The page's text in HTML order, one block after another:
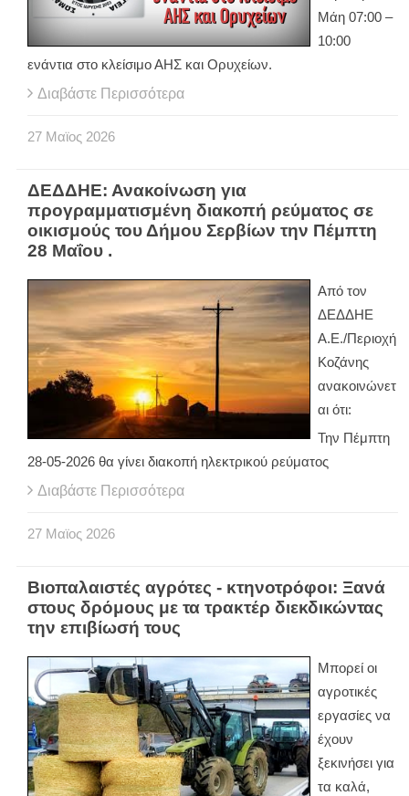
Μάη 07:00 –
10:00
ενάντια στο κλείσιμο ΑΗΣ και Ορυχείων.
Διαβάστε Περισσότερα
27 Μαϊος 2026
ΔΕΔΔΗΕ: Ανακοίνωση για
προγραμματισμένη διακοπή ρεύματος σε
οικισμούς του Δήμου Σερβίων την Πέμπτη
28 Μαΐου .
Από τον
ΔΕΔΔΗΕ
Α.Ε./Περιοχή
Κοζάνης
ανακοινώνετ
αι ότι:
Την Πέμπτη
28-05-2026 θα γίνει διακοπή ηλεκτρικού ρεύματος
Διαβάστε Περισσότερα
27 Μαϊος 2026
Βιοπαλαιστές αγρότες - κτηνοτρόφοι: Ξανά
στους δρόμους με τα τρακτέρ διεκδικώντας
την επιβίωσή τους
Μπορεί οι
αγροτικές
εργασίες να
έχουν
ξεκινήσει για
τα καλά,